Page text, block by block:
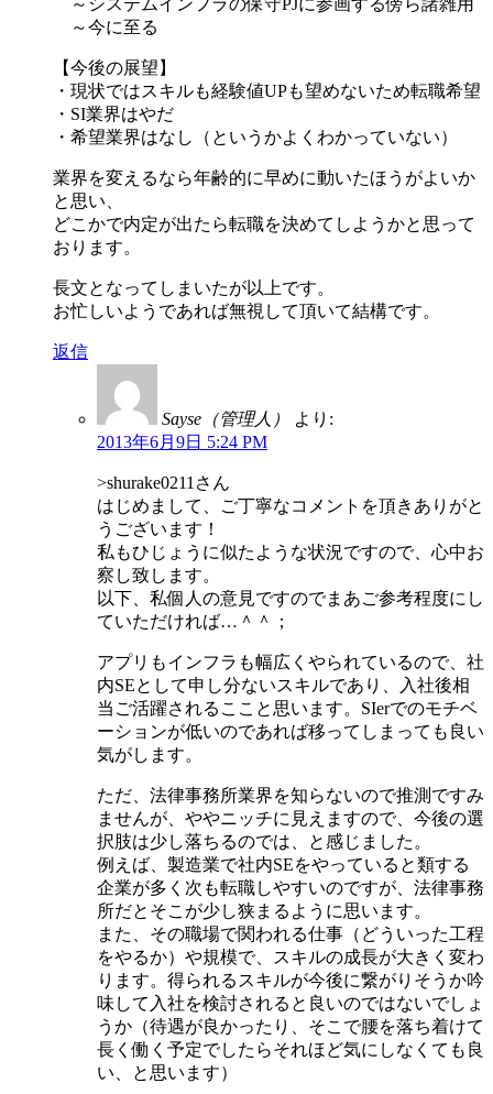
～今に至る
【今後の展望】
・現状ではスキルも経験値UPも望めないため転職希望
・SI業界はやだ
・希望業界はなし（というかよくわかっていない）
業界を変えるなら年齢的に早めに動いたほうがよいか
と思い、
どこかで内定が出たら転職を決めてしようかと思って
おります。
長文となってしまいたが以上です。
お忙しいようであれば無視して頂いて結構です。
返信
Sayse（管理人）
より:
2013年6月9日 5:24 PM
>shurake0211さん
はじめまして、ご丁寧なコメントを頂きありがと
うございます！
私もひじょうに似たような状況ですので、心中お
察し致します。
以下、私個人の意見ですのでまあご参考程度にし
ていただければ…＾＾；
アプリもインフラも幅広くやられているので、社
内SEとして申し分ないスキルであり、入社後相
当ご活躍されるここと思います。SIerでのモチベ
ーションが低いのであれば移ってしまっても良い
気がします。
ただ、法律事務所業界を知らないので推測ですみ
ませんが、ややニッチに見えますので、今後の選
択肢は少し落ちるのでは、と感じました。
例えば、製造業で社内SEをやっていると類する
企業が多く次も転職しやすいのですが、法律事務
所だとそこが少し狭まるように思います。
また、その職場で関われる仕事（どういった工程
をやるか）や規模で、スキルの成長が大きく変わ
ります。得られるスキルが今後に繋がりそうか吟
味して入社を検討されると良いのではないでしょ
うか（待遇が良かったり、そこで腰を落ち着けて
長く働く予定でしたらそれほど気にしなくても良
い、と思います）